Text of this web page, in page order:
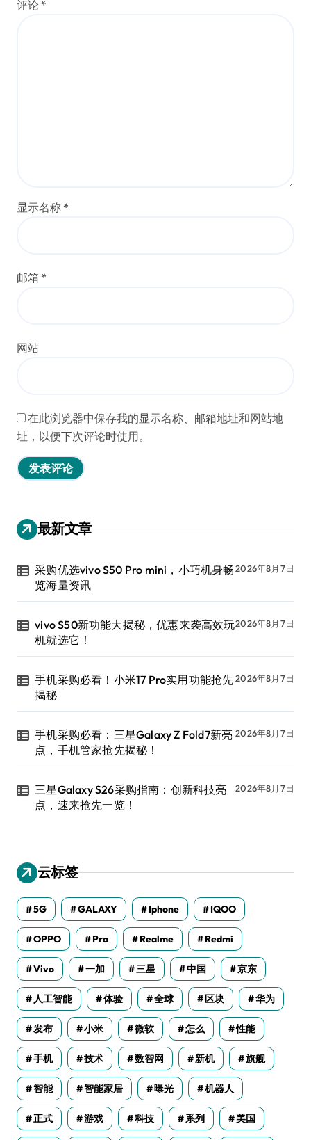
评论 *
显示名称 *
邮箱 *
网站
在此浏览器中保存我的显示名称、邮箱地址和网站地
址，以便下次评论时使用。
最新文章
采购优选vivo S50 Pro mini，小巧机身畅
览海量资讯
2026年8月7日
vivo S50新功能大揭秘，优惠来袭高效玩
机就选它！
2026年8月7日
手机采购必看！小米17 Pro实用功能抢先
揭秘
2026年8月7日
手机采购必看：三星Galaxy Z Fold7新亮
点，手机管家抢先揭秘！
2026年8月7日
三星Galaxy S26采购指南：创新科技亮
点，速来抢先一览！
2026年8月7日
云标签
5G GALAXY Iphone IQOO
OPPO Pro Realme Redmi
Vivo 一加 三星 中国 京东
人工智能 体验 全球 区块 华为
发布 小米 微软 怎么 性能
手机 技术 数智网 新机 旗舰
智能 智能家居 曝光 机器人
正式 游戏 科技 系列 美国